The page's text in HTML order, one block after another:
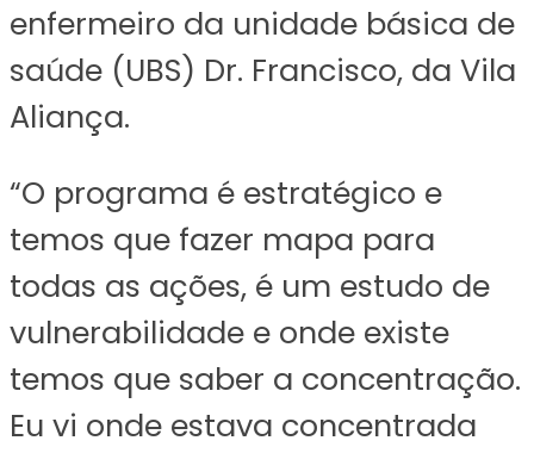
enfermeiro da unidade básica de
saúde (UBS) Dr. Francisco, da Vila
Aliança.
“O programa é estratégico e
temos que fazer mapa para
todas as ações, é um estudo de
vulnerabilidade e onde existe
temos que saber a concentração.
Eu vi onde estava concentrada